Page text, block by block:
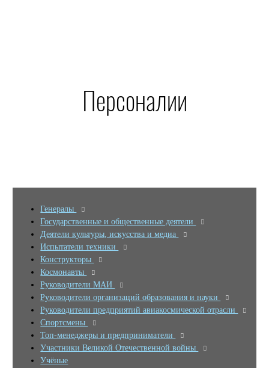
Персоналии
Генералы
Государственные и общественные деятели
Деятели культуры, искусства и медиа
Испытатели техники
Конструкторы
Космонавты
Руководители МАИ
Руководители организаций образования и науки
Руководители предприятий авиакосмической отрасли
Спортсмены
Топ-менеджеры и предприниматели
Участники Великой Отечественной войны
Учёные